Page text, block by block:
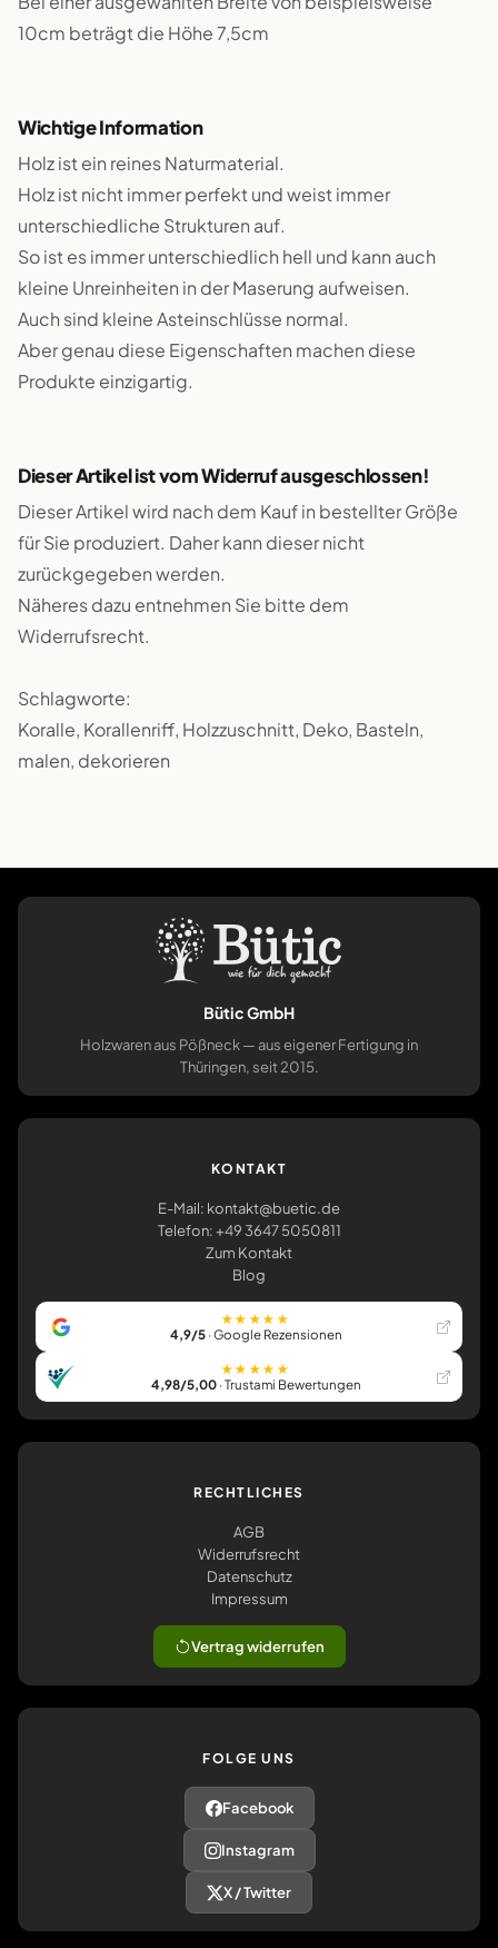
10cm beträgt die Höhe 7,5cm
Wichtige Information
Holz ist ein reines Naturmaterial.
Holz ist nicht immer perfekt und weist immer
unterschiedliche Strukturen auf.
So ist es immer unterschiedlich hell und kann auch
kleine Unreinheiten in der Maserung aufweisen.
Auch sind kleine Asteinschlüsse normal.
Aber genau diese Eigenschaften machen diese
Produkte einzigartig.
Dieser Artikel ist vom Widerruf ausgeschlossen!
Dieser Artikel wird nach dem Kauf in bestellter Größe
für Sie produziert. Daher kann dieser nicht
zurückgegeben werden.
Näheres dazu entnehmen Sie bitte dem
Widerrufsrecht.
Schlagworte:
Koralle, Korallenriff, Holzzuschnitt, Deko, Basteln,
malen, dekorieren
Bütic GmbH
Holzwaren aus Pößneck — aus eigener Fertigung in
Thüringen, seit 2015.
KONTAKT
E-Mail: kontakt@buetic.de
Telefon: +49 3647 5050811
Zum Kontakt
Blog
★★★★★
4,9/5· Google Rezensionen
★★★★★
4,98/5,00· Trustami Bewertungen
RECHTLICHES
AGB
Widerrufsrecht
Datenschutz
Impressum
Vertrag widerrufen
FOLGE UNS
Facebook
Instagram
X / Twitter